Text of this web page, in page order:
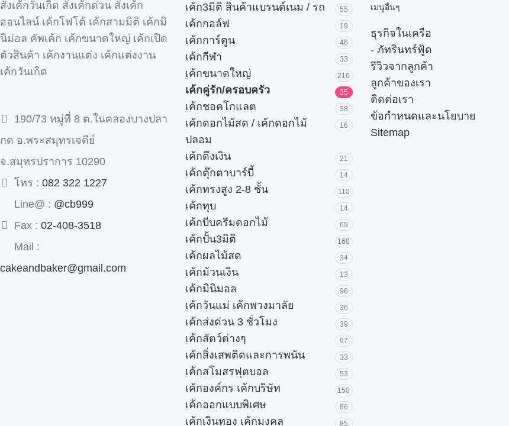
สั่งเค้กวันเกิด สั่งเค้กด่วน สั่งเค้ก
ออนไลน์ เค้กโฟโต้ เค้กสามมิติ เค้กมิ
นิม่อล คัพเค้ก เค้กขนาดใหญ่ เค้กเปิด
ตัวสินค้า เค้กงานแต่ง เค้กแต่งงาน
เค้กวันเกิด
190/73 หมู่ที่ 8 ต.ในคลองบางปลา
กด อ.พระสมุทรเจดีย์
จ.สมุทรปราการ 10290
โทร : 082 322 1227
Line@ : @cb999
Fax : 02-408-3518
Mail :
cakeandbaker@gmail.com
เค้ก3มิติ สินค้าแบรนด์เนม / รถ 55
เค้กกอล์ฟ 19
เค้กการ์ตูน 46
เค้กกีฬา 33
เค้กขนาดใหญ่ 216
เค้กคู่รัก/ครอบครัว 35
เค้กชอคโกแลต 38
เค้กดอกไม้สด / เค้กดอกไม้
ปลอม
16
เค้กดึงเงิน 21
เค้กตุ๊กตาบาร์บี้ 14
เค้กทรงสูง 2-8 ชั้น 110
เค้กทุบ 14
เค้กบีบครีมดอกไม้ 69
เค้กปั้น3มิติ 168
เค้กผลไม้สด 34
เค้กม้วนเงิน 13
เค้กมินิมอล 96
เค้กวันแม่ เค้กพวงมาลัย 36
เค้กส่งด่วน 3 ชั่วโมง 39
เค้กสัตว์ต่างๆ 97
เค้กสิ่งเสพติดและการพนัน 33
เค้กสโมสรฟุตบอล 53
เค้กองค์กร เค้กบริษัท 150
เค้กออกแบบพิเศษ 86
เค้กเงินทอง เค้กมงคล 85
เมนูอื่นๆ
ธุรกิจในเครือ
- ภัทรินทร์ฟู้ด
รีวิวจากลูกค้า
ลูกค้าของเรา
ติดต่อเรา
ข้อกำหนดและนโยบาย
Sitemap